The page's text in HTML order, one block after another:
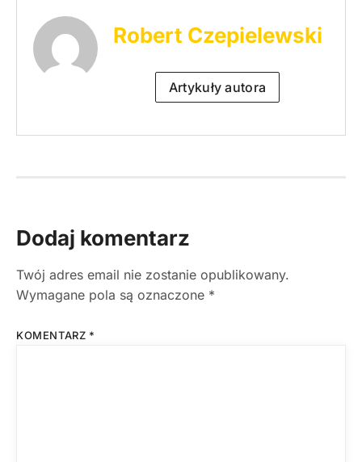
Robert Czepielewski
Artykuły autora
Dodaj komentarz
Twój adres email nie zostanie opublikowany.
Wymagane pola są oznaczone *
KOMENTARZ *